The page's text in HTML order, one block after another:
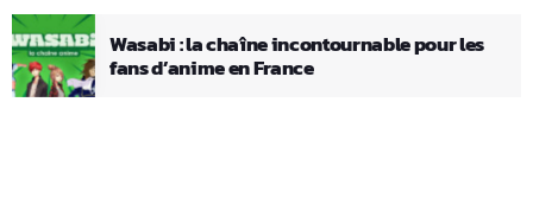
Wasabi : la chaîne incontournable pour les
fans d’anime en France